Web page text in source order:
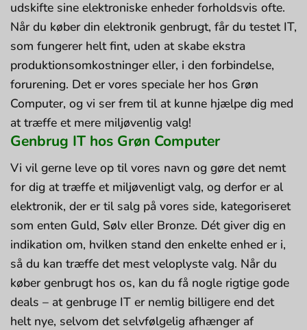
udskifte sine elektroniske enheder forholdsvis ofte.
Når du køber din elektronik genbrugt, får du testet IT,
som fungerer helt fint, uden at skabe ekstra
produktionsomkostninger eller, i den forbindelse,
forurening. Det er vores speciale her hos Grøn
Computer, og vi ser frem til at kunne hjælpe dig med
at træffe et mere miljøvenlig valg!
Genbrug IT hos Grøn Computer
Vi vil gerne leve op til vores navn og gøre det nemt
for dig at træffe et miljøvenligt valg, og derfor er al
elektronik, der er til salg på vores side, kategoriseret
som enten Guld, Sølv eller Bronze. Dét giver dig en
indikation om, hvilken stand den enkelte enhed er i,
så du kan træffe det mest veloplyste valg. Når du
køber genbrugt hos os, kan du få nogle rigtige gode
deals – at genbruge IT er nemlig billigere end det
helt nye, selvom det selvfølgelig afhænger af